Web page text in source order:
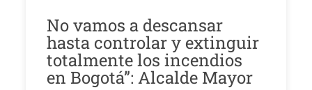
No vamos a descansar
hasta controlar y extinguir
totalmente los incendios
en Bogotá”: Alcalde Mayor